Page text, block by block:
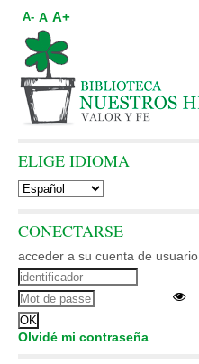
A- A A+
ELIGE IDIOMA
CONECTARSE
acceder a su cuenta de usuario
Olvidé mi contraseña